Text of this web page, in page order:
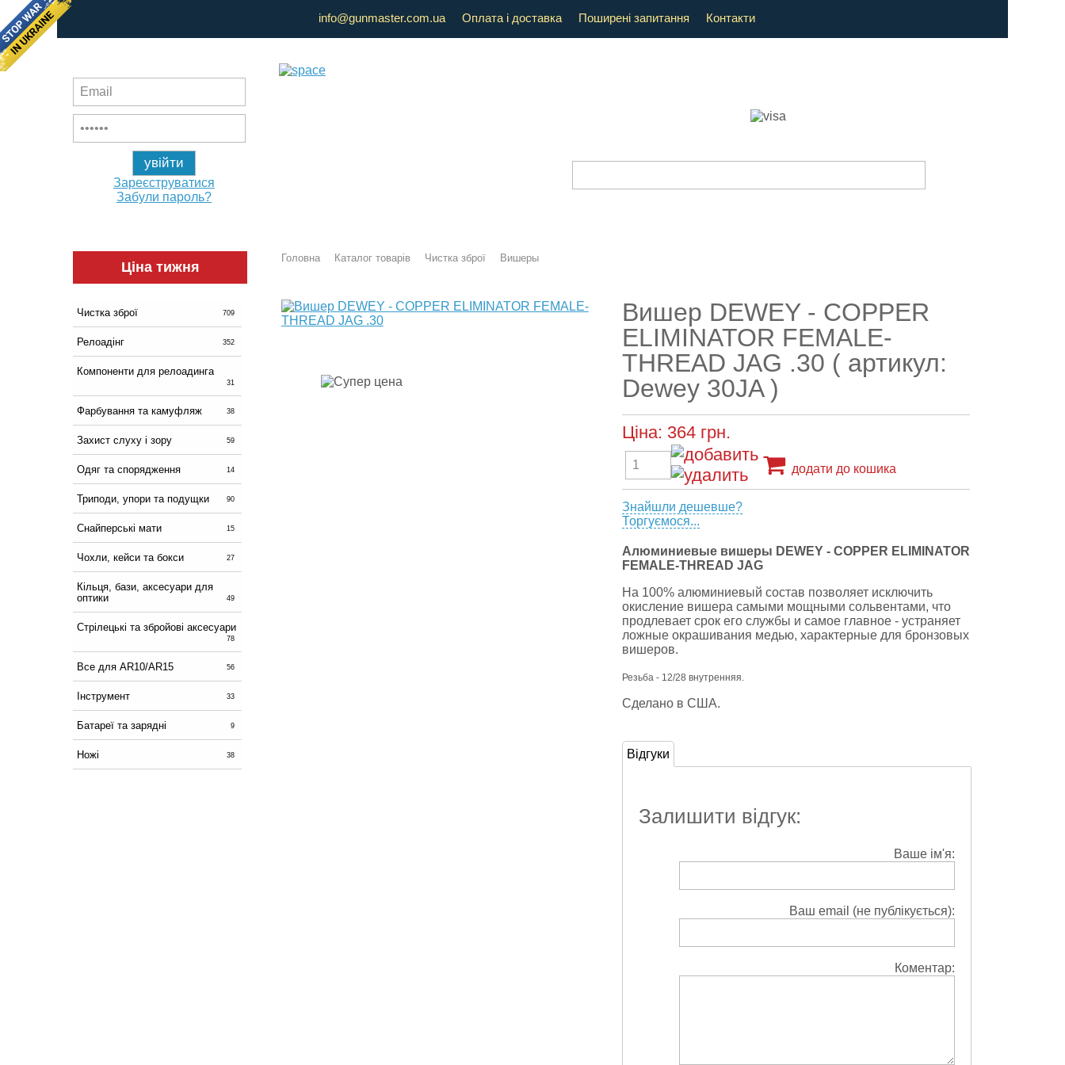
info@gunmaster.com.ua Оплата і доставка Поширені запитання Контакти
Зареєструватися
Забули пароль?
Ціна тижня
Чистка зброї 709
Релоадінг 352
Компоненти для релоадинга
31
Фарбування та камуфляж 38
Захист слуху і зору 59
Одяг та спорядження 14
Триподи, упори та подущки 90
Снайперські мати 15
Чохли, кейси та бокси 27
Кільця, бази, аксесуари для
оптики
49
Стрілецькі та збройові аксесуари
78
Все для AR10/AR15 56
Інструмент 33
Батареї та зарядні 9
Ножі 38
Головна Каталог товарів Чистка зброї Вишеры
Вишер DEWEY - COPPER
ELIMINATOR FEMALE-
THREAD JAG .30 ( артикул:
Dewey 30JA )
Ціна: 364 грн.
додати до кошика
Знайшли дешевше?
Торгуємося...
Алюминиевые вишеры DEWEY - COPPER ELIMINATOR
FEMALE-THREAD JAG
На 100% алюминиевый состав позволяет исключить
окисление вишера самыми мощными сольвентами, что
продлевает срок его службы и самое главное - устраняет
ложные окрашивания медью, характерные для бронзовых
вишеров.
Резьба - 12/28 внутренняя.
Сделано в США.
Відгуки
Залишити відгук:
Ваше ім'я:
Ваш email (не публікується):
Коментар: